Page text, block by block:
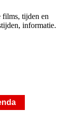
films, tijden en
informatie.